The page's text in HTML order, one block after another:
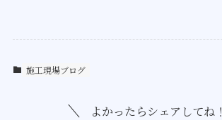
施工現場ブログ
よかったらシェアしてね！